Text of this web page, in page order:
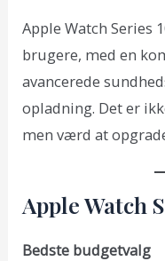
Apple Watch Series
brugere, med en
avancerede
opladning. Det er
men værd at
Apple Watch
Bedste budgetvalg